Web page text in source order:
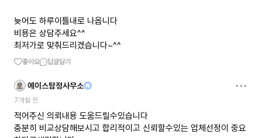
늦어도 하루이틀내로 나옵니다
비용은 상담주세요^^
최저가로 맞춰드리겠습니다~^^
좋아요 답글달기
에이스탐정사무소
7개월 전
적어주신 의뢰내용 도움드릴수있습니다
충분히 비교상담해보시고 합리적이고 신뢰할수있는 업체선정이 중요